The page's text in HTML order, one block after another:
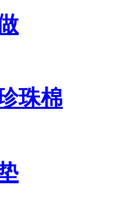
珠棉